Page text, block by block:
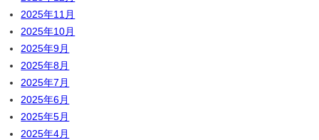
2025年11月
2025年10月
2025年9月
2025年8月
2025年7月
2025年6月
2025年5月
2025年4月